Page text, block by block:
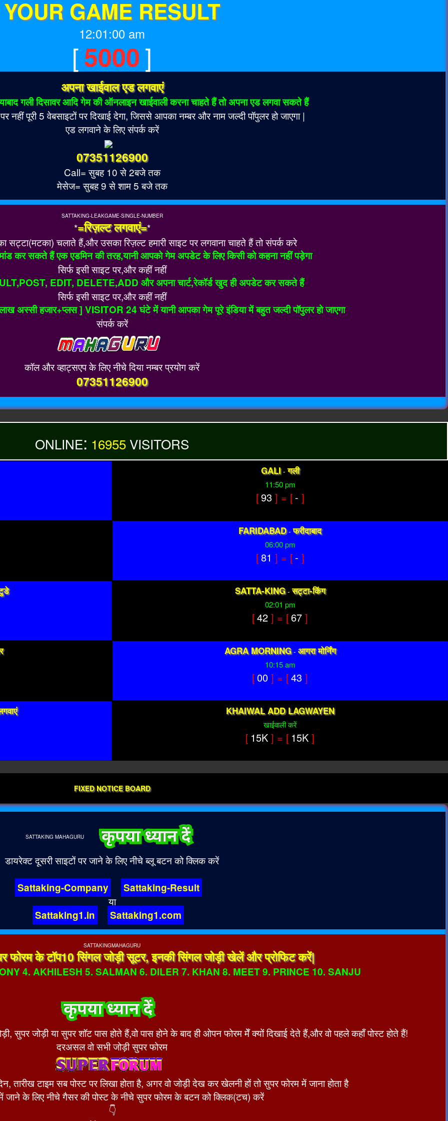
YOUR GAME RESULT
12:01:00 am
[5000]
अपना खाईवाल एड लगवाएं
गली दिसावर आदि गेम की ऑनलाइन खाईवाली करना चाहते हैं तो अपना एड लगवा सकते हैं
नहीं पूरी 5 वेबसाइटों पर दिखाई देगा, जिससे आपका नम्बर और नाम जल्दी पॉपुलर हो जाएगा |
एड लगवाने के लिए संपर्क करें
07351126900
Call= सुबह 10 से 2बजे तक
मेसेज= सुबह 9 से शाम 5 बजे तक
SATTAKING-LEAKGAME-SINGLE-NUMBER
*=रिज़ल्ट लगवाएं=*
चलाते हैं,और उसका रिज़ल्ट हमारी साइट पर लगवाना चाहते हैं तो संपर्क करे
कर सकते हैं एक एडमिन की तरह,यानी आपको गेम अपडेट के लिए किसी को कहना नहीं पड़ेगा
सिर्फ इसी साइट पर,और कहीं नहीं
EDIT, DELETE,ADD और अपना चार्ट,रेकॉर्ड खुद ही अपडेट कर सकते हैं
सिर्फ इसी साइट पर,और कहीं नहीं
अस्सी हजार+प्लस ] VISITOR 24 घंटे में यानी आपका गेम पूरे इंडिया में बहुत जल्दी पॉपुलर हो जाएगा
संपर्क करें
कॉल और व्हाट्सएप के लिए नीचे दिया नम्बर प्रयोग करें
07351126900
ONLINE: 16955 VISITORS
GALI - गली
11:50 pm
[93 ] = [ - ]
FARIDABAD - फरीदाबाद
06:00 pm
[81 ] = [ - ]
SATTA-KING - सट्टा-किंग
02:01 pm
[42 ] = [67 ]
AGRA MORNING - आगरा मोर्निंग
10:15 am
[00 ] = [43 ]
KHAIWAL ADD LAGWAYEN
खाईवाली करें
[ 15K ] = [ 15K ]
FIXED NOTICE BOARD
SATTAKING MAHAGURU
डायरेक्ट दूसरी साइटों पर जाने के लिए नीचे ब्लू बटन को क्लिक करें
Sattaking-Company
Sattaking-Result
या
Sattaking1.in
Sattaking1.com
SATTAKINGMAHAGURU
फोरम के टॉप10 सिंगल जोड़ी सूटर, इनकी सिंगल जोड़ी खेलें और प्रोफिट करें|
4. AKHILESH 5. SALMAN 6. DILER 7. KHAN 8. MEET 9. PRINCE 10. SANJU
सुपर जोड़ी या सुपर शॉट पास होते हैं,वो पास होने के बाद ही ओपन फोरम मेँ क्यों दिखाई देते हैं,और वो पहले कहाँ पोस्ट होते हैं!
दरअसल वो सभी जोड़ी सुपर फोरम
तारीख टाइम सब पोस्ट पर लिखा होता है, अगर वो जोड़ी देख कर खेलनी हों तो सुपर फोरम में जाना होता है
जाने के लिए नीचे गैसर की पोस्ट के नीचे सुपर फोरम के बटन को क्लिक(टच) करें
👇